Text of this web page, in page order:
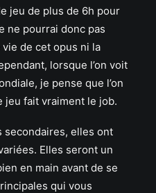
jeu de plus de 6h pour
ne pourrai donc pas
de cet opus ni la
lorsque l’on voit
je pense que l’on
jeu fait vraiment le job.
secondaires, elles ont
Elles seront un
en main avant de se
qui vous